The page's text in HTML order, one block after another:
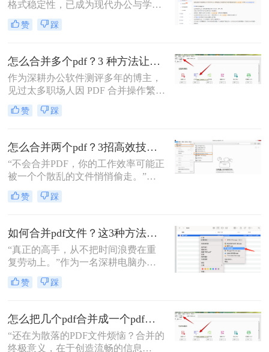
格式稳定性，已成为现代办公与学术
交流中不可或缺的文件格式。然而，
当我们面对需要整合多个PDF文档的
任务就成为了一个常见挑战。
赞 踩
怎么合并多个pdf？3 种方法让效率翻倍”！
作为深耕办公软件测评多年的博主，
见过太多职场人因 PDF 合并操作繁
琐、格式错乱、隐私泄露踩坑。其实
选对方法，1 分钟就能搞定多文件合
赞 踩
怎么合并两个pdf？3招高效技巧，让你告别杂乱文档！
“不会合并PDF，你的工作效率可能正
被一个个散乱的文件悄悄偷走。”作
为一名从事电脑办公软件测评多年的
博主，小编经常被粉丝问到：“怎么
背后却藏着效率的巨大分水岭。职场
办公人群和自媒体创作者们，常常陷
入信息碎片化、操作繁琐和安全隐忧
的困境。
赞 踩
如何合并pdf文件？这3种方法让你效率翻倍！
“真正的高手，从不把时间浪费在重
复劳动上。”作为一名深耕电脑办公
软件测评多年的博主，我深知PDF文
件处理是每个职场人和内容创作者的
琐、安全隐患——这些痛点几乎每天
都在消耗我们的时间和耐心。
赞 踩
怎么把几个pdf合并成一个pdf文件？合并文件的四大高效秘籍，总有一款适合你！
“还在为散落的PDF文件烦恼？合并的
终极意义，在于创造流畅的信息